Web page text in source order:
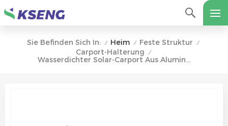
Sie Befinden Sich In: / Heim / Feste Struktur /
Carport-Halterung /
Wasserdichter Solar-Carport Aus Aluminium Mit Betonsockel